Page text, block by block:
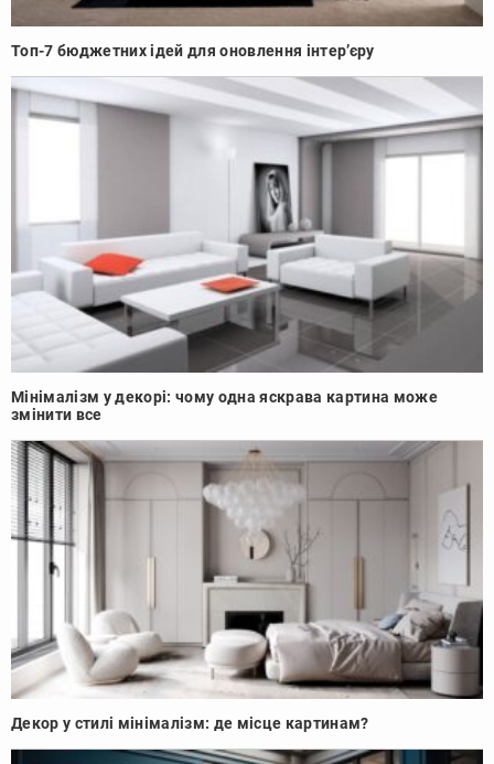
Топ-7 бюджетних ідей для оновлення інтер’єру
Мінімалізм у декорі: чому одна яскрава картина може
змінити все
Декор у стилі мінімалізм: де місце картинам?